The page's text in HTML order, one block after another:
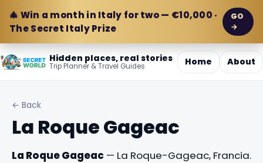
🎄 Win a month in Italy for two — €10,000 ·
The Secret Italy Prize
GO
→
Hidden places, real stories
Trip Planner & Travel Guides Home About
← Back
La Roque Gageac
La Roque Gageac — La Roque-Gageac, Francia.